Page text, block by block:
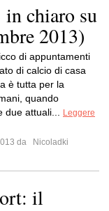
chiaro su
2013)
di appuntamenti
di calcio di casa
è tutta per la
quando
due attuali...
Leggere
da
Nicoladki
il